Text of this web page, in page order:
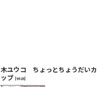
木ユウコ ちょっとちょうだいカ
ップ
9525